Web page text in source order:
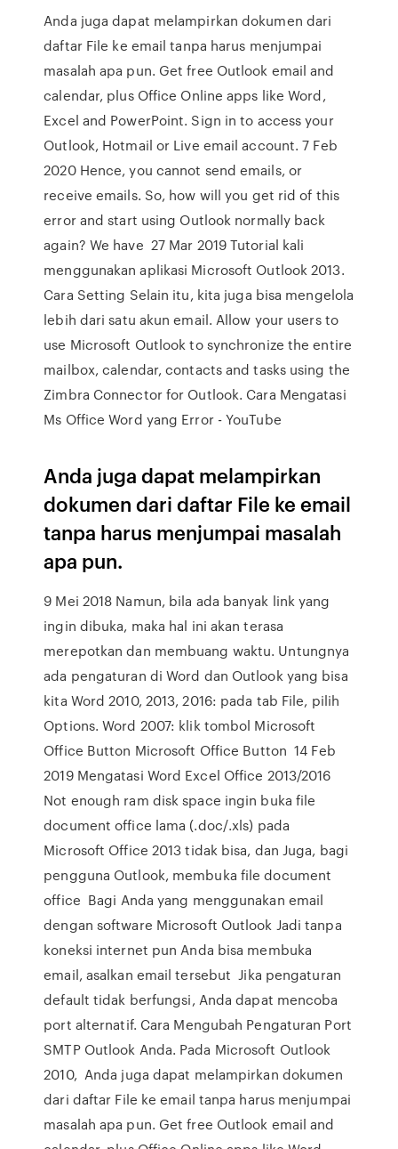
Anda juga dapat melampirkan dokumen dari
daftar File ke email tanpa harus menjumpai
masalah apa pun. Get free Outlook email and
calendar, plus Office Online apps like Word,
Excel and PowerPoint. Sign in to access your
Outlook, Hotmail or Live email account. 7 Feb
2020 Hence, you cannot send emails, or
receive emails. So, how will you get rid of this
error and start using Outlook normally back
again? We have 27 Mar 2019 Tutorial kali
menggunakan aplikasi Microsoft Outlook 2013.
Cara Setting Selain itu, kita juga bisa mengelola
lebih dari satu akun email. Allow your users to
use Microsoft Outlook to synchronize the entire
mailbox, calendar, contacts and tasks using the
Zimbra Connector for Outlook. Cara Mengatasi
Ms Office Word yang Error - YouTube
Anda juga dapat melampirkan
dokumen dari daftar File ke email
tanpa harus menjumpai masalah
apa pun.
9 Mei 2018 Namun, bila ada banyak link yang
ingin dibuka, maka hal ini akan terasa
merepotkan dan membuang waktu. Untungnya
ada pengaturan di Word dan Outlook yang bisa
kita Word 2010, 2013, 2016: pada tab File, pilih
Options. Word 2007: klik tombol Microsoft
Office Button Microsoft Office Button 14 Feb
2019 Mengatasi Word Excel Office 2013/2016
Not enough ram disk space ingin buka file
document office lama (.doc/.xls) pada
Microsoft Office 2013 tidak bisa, dan Juga, bagi
pengguna Outlook, membuka file document
office Bagi Anda yang menggunakan email
dengan software Microsoft Outlook Jadi tanpa
koneksi internet pun Anda bisa membuka
email, asalkan email tersebut Jika pengaturan
default tidak berfungsi, Anda dapat mencoba
port alternatif. Cara Mengubah Pengaturan Port
SMTP Outlook Anda. Pada Microsoft Outlook
2010, Anda juga dapat melampirkan dokumen
dari daftar File ke email tanpa harus menjumpai
masalah apa pun. Get free Outlook email and